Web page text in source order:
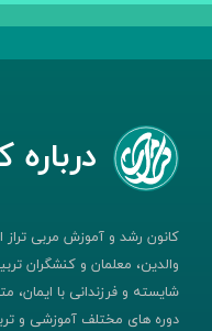
کانون رشد و آموزش مربی
والدین، معلمان و کنشگران
شایسته و فرزندانی با ایمان،
دوره های مختلف آموزشی و